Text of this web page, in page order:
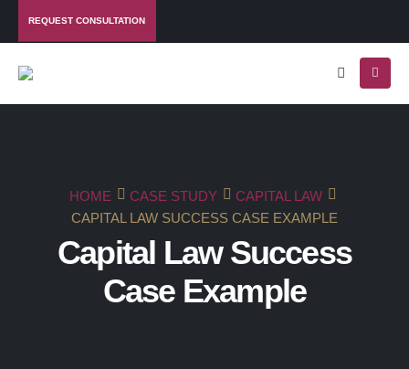
REQUEST CONSULTATION
HOME CASE STUDY
CAPITAL LAW
CAPITAL LAW SUCCESS CASE EXAMPLE
Capital Law Success
Case Example